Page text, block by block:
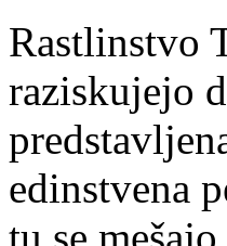
Rastlinstvo
raziskujejo
edinstvena
tu se